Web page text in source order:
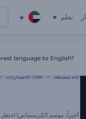
تعلم
20 مشاهد 758 الاصدارات
أخيراً، موسم الكريسماس! احتفل
language to English?